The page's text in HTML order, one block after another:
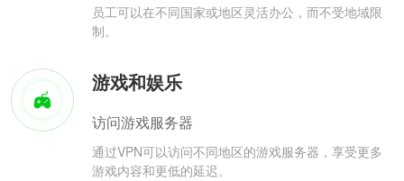
员工可以在不同国家或地区灵活办公，而不受地域限
制。
游戏和娱乐
访问游戏服务器
通过VPN可以访问不同地区的游戏服务器，享受更多
游戏内容和更低的延迟。